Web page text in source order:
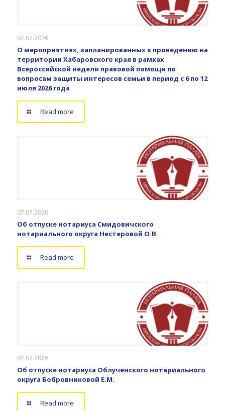
07.07.2026
О мероприятиях, запланированных к проведению на
территории Хабаровского края в рамках
Всероссийской недели правовой помощи по
вопросам защиты интересов семьи в период с 6 по 12
июля 2026 года
Read more
07.07.2026
Об отпуске нотариуса Смидовичского
нотариального округа Нестеровой О.В.
Read more
07.07.2026
Об отпуске нотариуса Облученского нотариального
округа Бобровниковой Е.М.
Read more